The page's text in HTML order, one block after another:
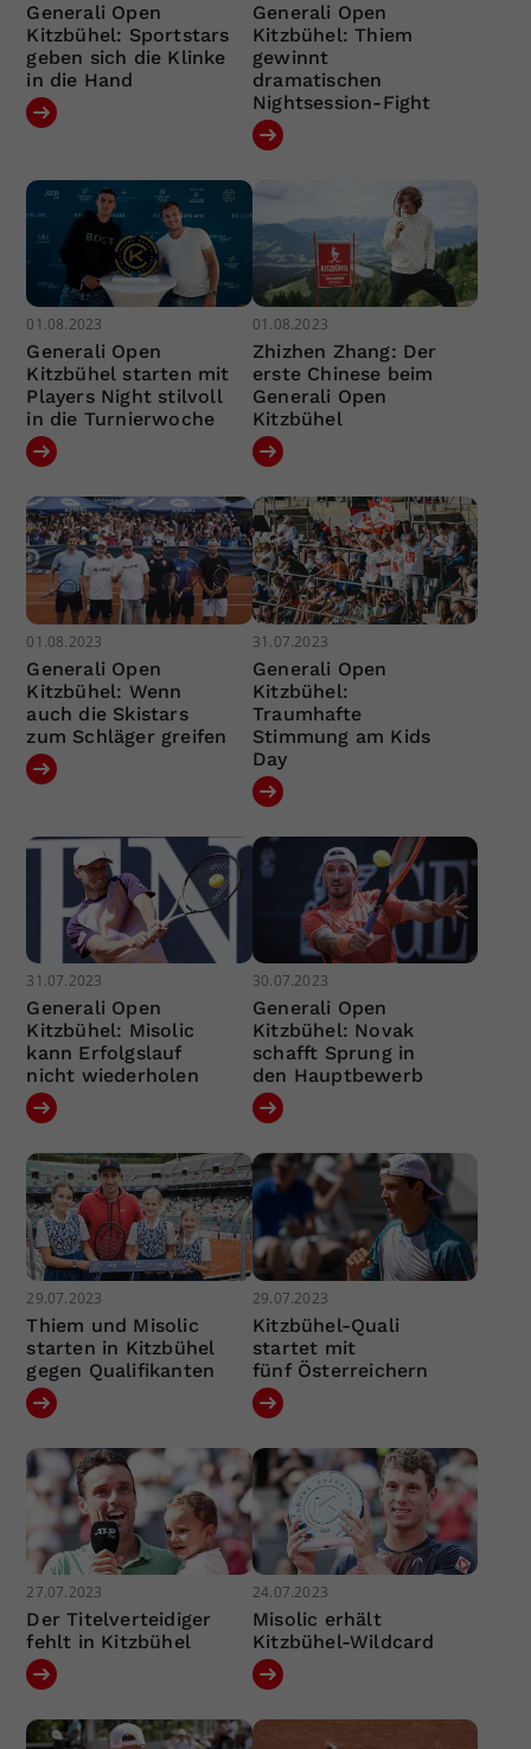
Generali Open
Kitzbühel: Sportstars
geben sich die Klinke
in die Hand
Generali Open
Kitzbühel: Thiem
gewinnt
dramatischen
Nightsession-Fight
01.08.2023
Generali Open
Kitzbühel starten mit
Players Night stilvoll
in die Turnierwoche
01.08.2023
Zhizhen Zhang: Der
erste Chinese beim
Generali Open
Kitzbühel
01.08.2023
Generali Open
Kitzbühel: Wenn
auch die Skistars
zum Schläger greifen
31.07.2023
Generali Open
Kitzbühel:
Traumhafte
Stimmung am Kids
Day
31.07.2023
Generali Open
Kitzbühel: Misolic
kann Erfolgslauf
nicht wiederholen
30.07.2023
Generali Open
Kitzbühel: Novak
schafft Sprung in
den Hauptbewerb
29.07.2023
Thiem und Misolic
starten in Kitzbühel
gegen Qualifikanten
29.07.2023
Kitzbühel-Quali
startet mit
fünf Österreichern
27.07.2023
Der Titelverteidiger
fehlt in Kitzbühel
24.07.2023
Misolic erhält
Kitzbühel-Wildcard